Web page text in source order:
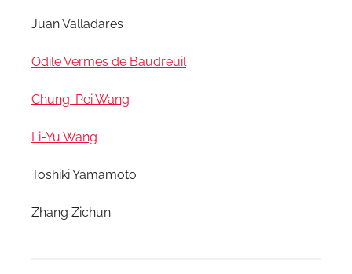
Juan Valladares
Odile Vermes de Baudreuil
Chung-Pei Wang
Li-Yu Wang
Toshiki Yamamoto
Zhang Zichun